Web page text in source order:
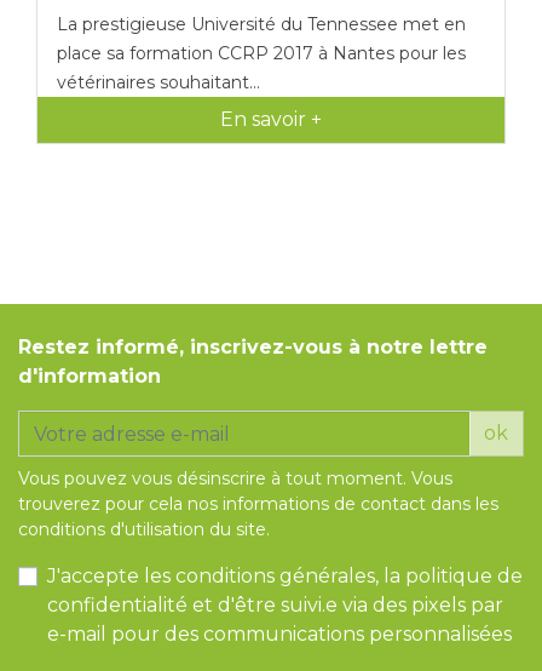
La prestigieuse Université du Tennessee met en
place sa formation CCRP 2017 à Nantes pour les
vétérinaires souhaitant...
En savoir +
Restez informé, inscrivez-vous à notre lettre
d'information
ok
Vous pouvez vous désinscrire à tout moment. Vous
trouverez pour cela nos informations de contact dans les
conditions d'utilisation du site.
J'accepte les conditions générales, la politique de
confidentialité et d'être suivi.e via des pixels par
e-mail pour des communications personnalisées